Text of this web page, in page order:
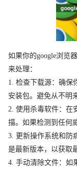
如果你的google浏览
来处理：
1. 检查下载源：确保
安装包。避免从不明
2. 使用杀毒软件：在
描。如果检测到任何
3. 更新操作系统和防
是最新版本，以获取
4. 手动清除文件：如